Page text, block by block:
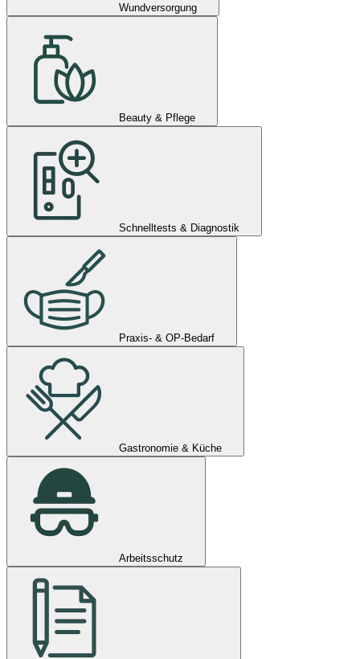
Wundversorgung
Beauty & Pflege
Schnelltests & Diagnostik
Praxis- & OP-Bedarf
Gastronomie & Küche
Arbeitsschutz